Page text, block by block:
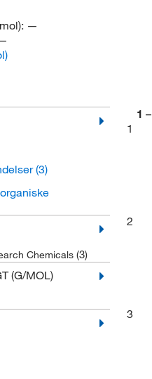
—
(3)
Chemicals (3)
(G/MOL)
1 –
1
2
3